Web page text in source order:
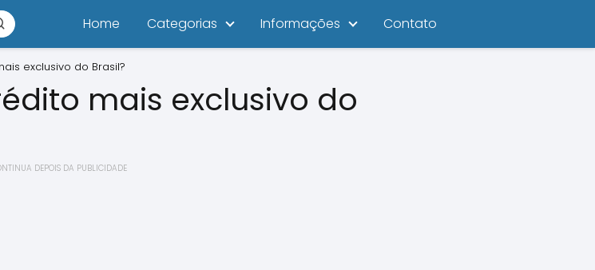
Home Categorias Informações Contato
exclusivo do Brasil?
mais exclusivo do
DEPOIS DA PUBLICIDADE